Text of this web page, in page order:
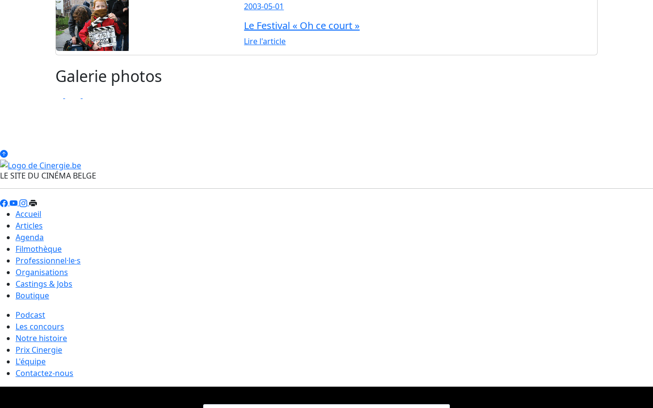
2003-05-01
Le Festival « Oh ce court »
Lire l'article
Galerie photos
LE SITE DU CINÉMA BELGE
Accueil
Articles
Agenda
Filmothèque
Professionnel·le·s
Organisations
Castings & Jobs
Boutique
Podcast
Les concours
Notre histoire
Prix Cinergie
L'équipe
Contactez-nous